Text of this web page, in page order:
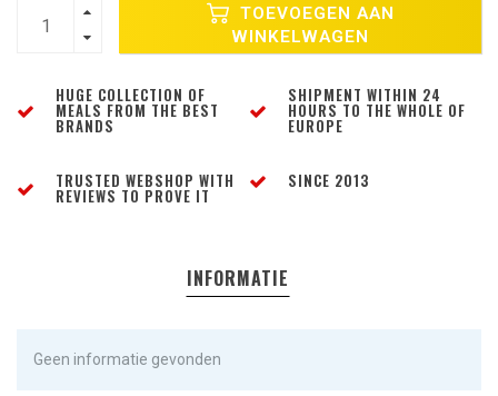
TOEVOEGEN AAN
WINKELWAGEN
HUGE COLLECTION OF
MEALS FROM THE BEST
BRANDS
SHIPMENT WITHIN 24
HOURS TO THE WHOLE OF
EUROPE
TRUSTED WEBSHOP WITH
REVIEWS TO PROVE IT
SINCE 2013
INFORMATIE
Geen informatie gevonden